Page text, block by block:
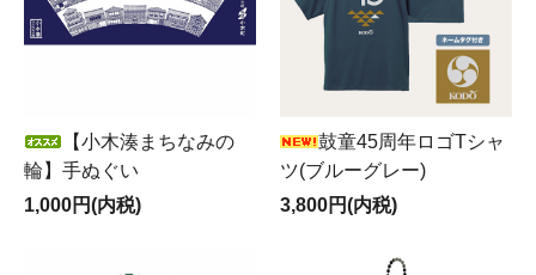
【小木湊まちなみの
輪】手ぬぐい
1,000円(内税)
鼓童45周年ロゴTシャ
ツ(ブルーグレー)
3,800円(内税)